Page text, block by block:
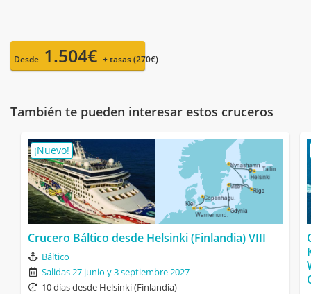
Desde 1.504€ + tasas (270€)
También te pueden interesar estos cruceros
¡Nuevo!
Crucero Báltico desde Helsinki (Finlandia) VIII
Báltico
Salidas 27 junio y 3 septiembre 2027
10 días desde Helsinki (Finlandia)